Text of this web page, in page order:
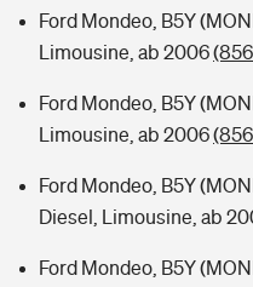
Ford Mondeo, B5Y
Limousine, ab 2006
Ford Mondeo, B5Y
Limousine, ab 2006
Ford Mondeo, B5Y
Diesel, Limousine, ab
Ford Mondeo, B5Y